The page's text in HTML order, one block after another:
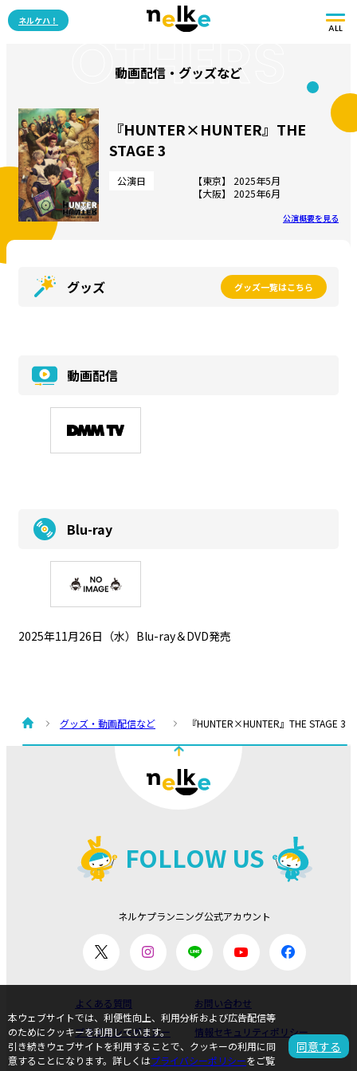
ネルケハ！
ALL
OTHERS
動画配信・グッズなど
『HUNTER×HUNTER』THE
STAGE 3
公演日
【東京】 2025年5月
【大阪】 2025年6月
公演概要を見る
グッズ グッズ一覧はこちら
動画配信
Blu-ray
2025年11月26日（水）Blu-ray＆DVD発売
グッズ・動画配信など 『HUNTER×HUNTER』THE STAGE 3
FOLLOW US
ネルケプランニング公式アカウント
よくある質問 お問い合わせ
プライバシーポリシー 情報セキュリティポリシー
本ウェブサイトでは、利便性向上、利用分析および広告配信等
のためにクッキーを利用しています。
引き続きウェブサイトを利用することで、クッキーの利用に同
意することになります。詳しくはプライバシーポリシーをご覧
同意する